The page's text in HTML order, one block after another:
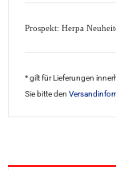
Prospekt: Herpa
* gilt für Lieferungen
Sie bitte den